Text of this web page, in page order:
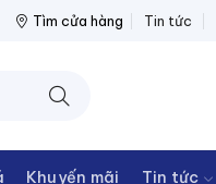
THIẾT BỊ ĐIỆN THANH CHÂU
Tìm cửa hàng Tin tức
Khuyến mãi Tin tức